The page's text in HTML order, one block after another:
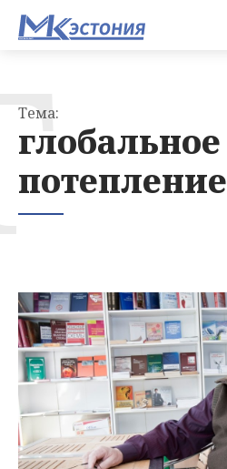
Тема:
глобальное
потепление